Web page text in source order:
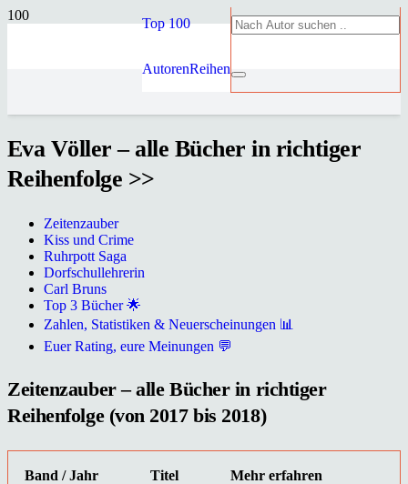
Top 100
AutorenReihen
Eva Völler – alle Bücher in richtiger
Reihenfolge >>
Zeitenzauber
Kiss und Crime
Ruhrpott Saga
Dorfschullehrerin
Carl Bruns
Top 3 Bücher 🌟
Zahlen, Statistiken & Neuerscheinungen 📊
Euer Rating, eure Meinungen 💬
Zeitenzauber – alle Bücher in richtiger
Reihenfolge (von 2017 bis 2018)
Band / Jahr Titel
Mehr erfahren